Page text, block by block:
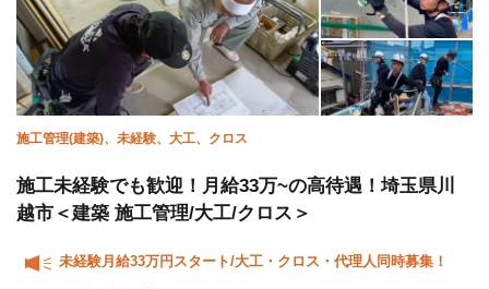
施工管理(建築)、未経験、大工、クロス
施工未経験でも歓迎！月給33万~の高待遇！埼玉県川
越市＜建築 施工管理/大工/クロス＞
未経験月給33万円スタート/大工・クロス・代理人同時募集！